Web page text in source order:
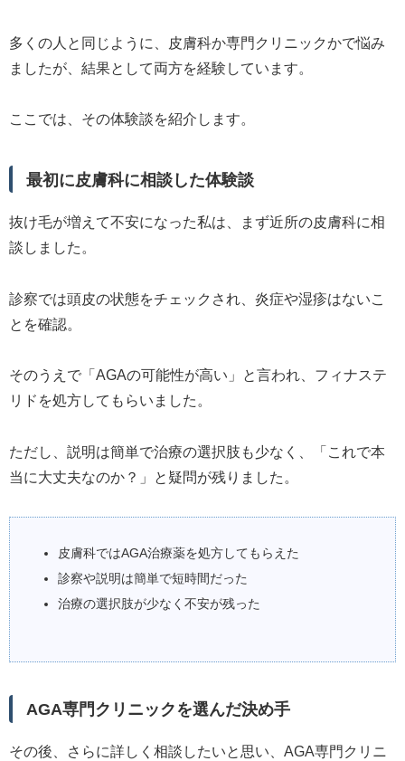
多くの人と同じように、皮膚科か専門クリニックかで悩み
ましたが、結果として両方を経験しています。
ここでは、その体験談を紹介します。
最初に皮膚科に相談した体験談
抜け毛が増えて不安になった私は、まず近所の皮膚科に相
談しました。
診察では頭皮の状態をチェックされ、炎症や湿疹はないこ
とを確認。
そのうえで「AGAの可能性が高い」と言われ、フィナステ
リドを処方してもらいました。
ただし、説明は簡単で治療の選択肢も少なく、「これで本
当に大丈夫なのか？」と疑問が残りました。
皮膚科ではAGA治療薬を処方してもらえた
診察や説明は簡単で短時間だった
治療の選択肢が少なく不安が残った
AGA専門クリニックを選んだ決め手
その後、さらに詳しく相談したいと思い、AGA専門クリニ